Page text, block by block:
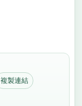
複製連結